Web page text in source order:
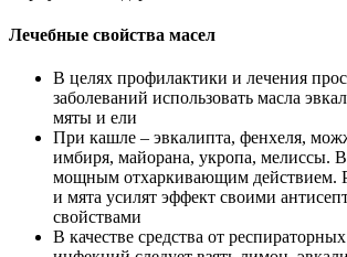
Лечебные свойства масел
В целях профилактики и лечения
заболеваний использовать масла
мяты и ели
При кашле – эвкалипта, фенхеля,
имбиря, майорана, укропа, мелиссы.
мощным отхаркивающим действием.
и мята усилят эффект своими
свойствами
В качестве средства от